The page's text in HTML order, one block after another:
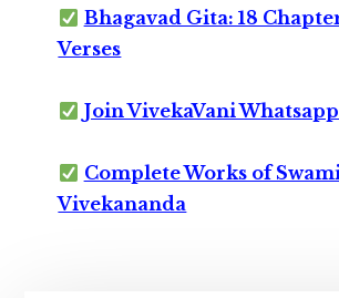
Bhagavad Gita: 18
Verses
Join VivekaVani
Complete Works of
Vivekananda